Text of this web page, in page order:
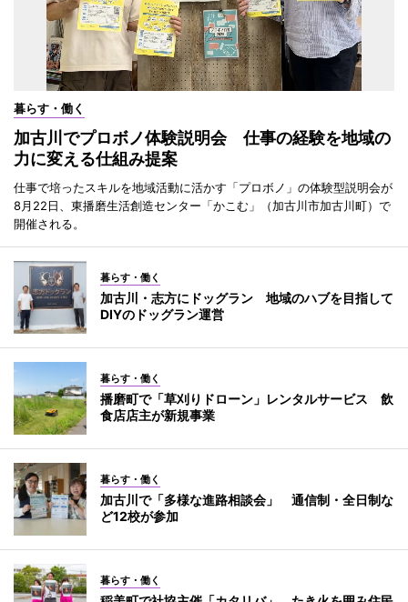
暮らす・働く
加古川でプロボノ体験説明会 仕事の経験を地域の
力に変える仕組み提案
仕事で培ったスキルを地域活動に活かす「プロボノ」の体験型説明会が
8月22日、東播磨生活創造センター「かこむ」（加古川市加古川町）で
開催される。
暮らす・働く
加古川・志方にドッグラン 地域のハブを目指して
DIYのドッグラン運営
暮らす・働く
播磨町で「草刈りドローン」レンタルサービス 飲
食店店主が新規事業
暮らす・働く
加古川で「多様な進路相談会」 通信制・全日制な
ど12校が参加
暮らす・働く